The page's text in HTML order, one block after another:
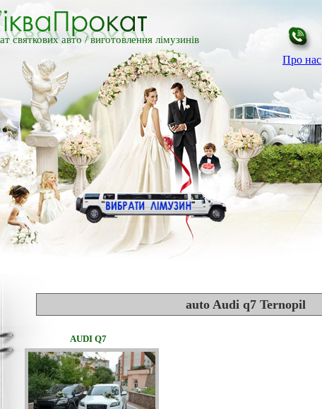
святкових авто /виготовлення лімузинів
Про нас
auto Audi q7 Ternopil
AUDI Q7